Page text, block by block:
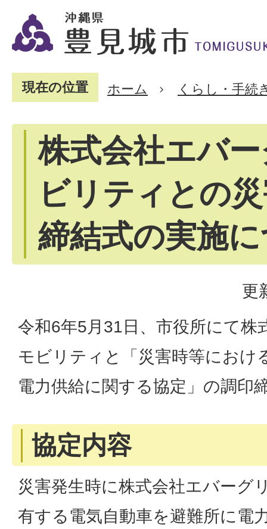
現在の位置 ホーム くらし・手続
株式会社エバ
ビリティとの
締結式の実施
更
令和6年5月31日、市役所にて株
モビリティと「災害時等におけ
電力供給に関する協定」の調印
協定内容
災害発生時に株式会社エバーグ
有する電気自動車を避難所に電